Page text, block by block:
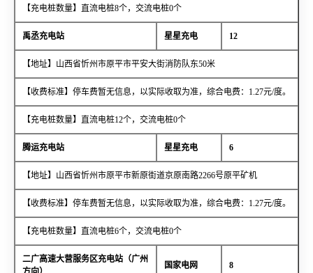
【充电桩数量】直流电桩8个，交流电桩0个
禹丞充电站 星星充电 12
【地址】山西省忻州市原平市平安大街消防队东50米
【收费标准】停车费暂无信息，以实际收取为准，综合电费：1.27元/度。
【充电桩数量】直流电桩12个，交流电桩0个
腾运充电站 星星充电 6
【地址】山西省忻州市原平市新原街道京原南路2266号原平矿机
【收费标准】停车费暂无信息，以实际收取为准，综合电费：1.27元/度。
【充电桩数量】直流电桩6个，交流电桩0个
二广高速大营服务区充电站（广州
国家电网 8